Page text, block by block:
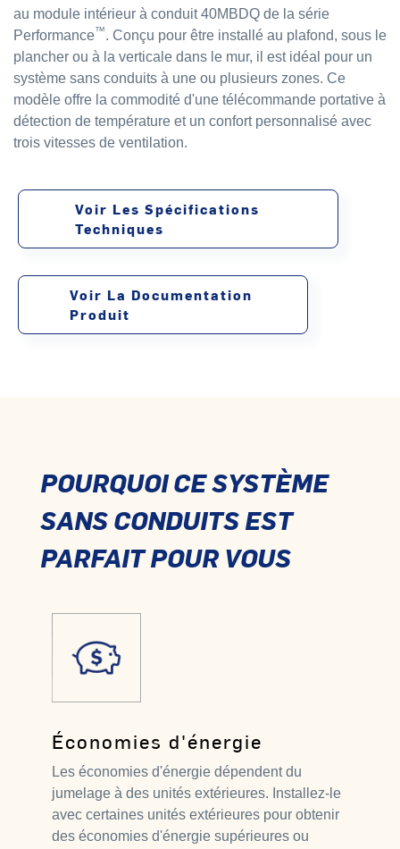
au module intérieur à conduit 40MBDQ de la série
Performance™. Conçu pour être installé au plafond, sous le
plancher ou à la verticale dans le mur, il est idéal pour un
système sans conduits à une ou plusieurs zones. Ce
modèle offre la commodité d'une télécommande portative à
détection de température et un confort personnalisé avec
trois vitesses de ventilation.
Voir Les Spécifications
Techniques
Voir La Documentation
Produit
POURQUOI CE SYSTÈME
SANS CONDUITS EST
PARFAIT POUR VOUS
Économies d'énergie
Les économies d'énergie dépendent du
jumelage à des unités extérieures. Installez-le
avec certaines unités extérieures pour obtenir
des économies d'énergie supérieures ou